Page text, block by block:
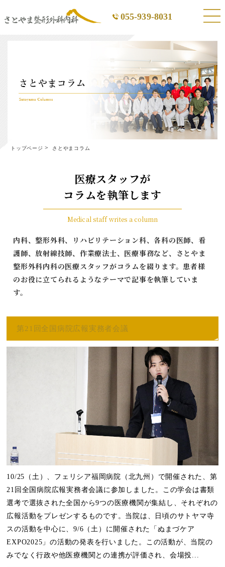
055-939-8031
トップページ さとやまコラム
医療スタッフが
コラムを執筆します
Medical staff writes a column
内科、整形外科、リハビリテーション科、各科の医師、看
護師、放射線技師、作業療法士、医療事務など、さとやま
整形外科内科の医療スタッフがコラムを綴ります。患者様
のお役に立てられるようなテーマで記事を執筆していま
す。
第21回全国病院広報実務者会議
10/25（土）、フェリシア福岡病院（北九州）で開催された、第
21回全国病院広報実務者会議に参加しました。この学会は書類
選考で選抜された全国から9つの医療機関が集結し、それぞれの
広報活動をプレゼンするものです。当院は、日頃のサトヤマ寺
スの活動を中心に、9/6（土）に開催された「ぬまづケア
EXPO2025」の活動の発表を行いました。この活動が、当院の
みでなく行政や他医療機関との連携が評価され、会場投...